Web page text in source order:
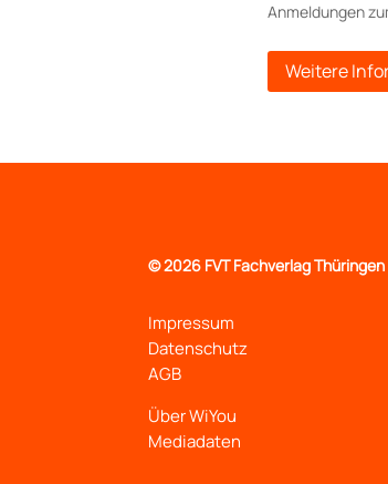
Anmeldungen
Weitere
©2026 FVT Fachverlag Thüringen
Impressum
Datenschutz
AGB
Über WiYou
Mediadaten